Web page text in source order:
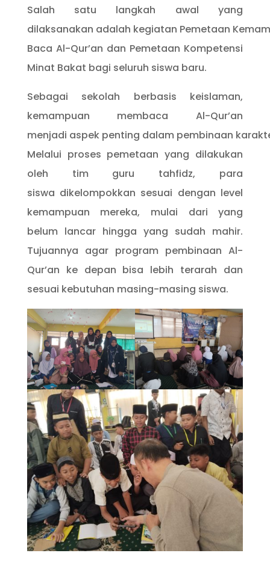
Salah satu langkah awal yang
dilaksanakan adalah kegiatan Pemetaan
Baca Al-Qur’an dan Pemetaan Kompetensi
Minat Bakat bagi seluruh siswa baru.
Sebagai sekolah berbasis keislaman,
kemampuan membaca Al-Qur’an
menjadi aspek penting dalam pembinaan
Melalui proses pemetaan yang dilakukan
oleh tim guru tahfidz, para
siswa dikelompokkan sesuai dengan level
kemampuan mereka, mulai dari yang
belum lancar hingga yang sudah mahir.
Tujuannya agar program pembinaan Al-
Qur’an ke depan bisa lebih terarah dan
sesuai kebutuhan masing-masing siswa.